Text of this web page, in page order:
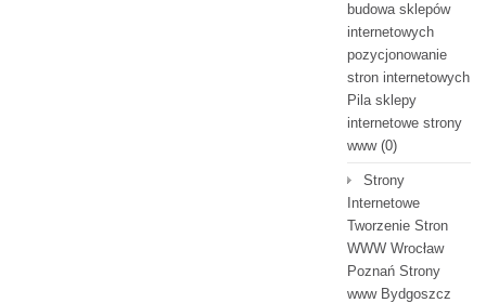
budowa sklepów
internetowych
pozycjonowanie
stron internetowych
Pila sklepy
internetowe strony
www(0)
Strony
Internetowe
Tworzenie Stron
WWW Wrocław
Poznań Strony
www Bydgoszcz